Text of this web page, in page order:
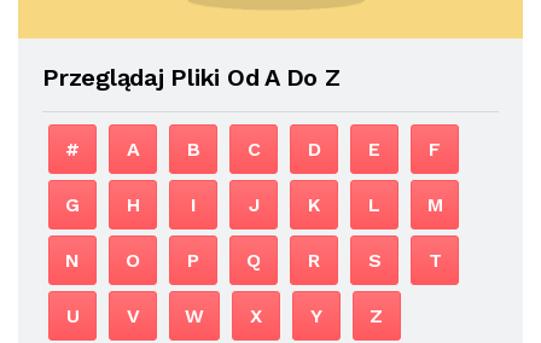
Przeglądaj Pliki Od A Do Z
# A B C D E F
G H I J K L M
N O P Q R S T
U V W X Y Z